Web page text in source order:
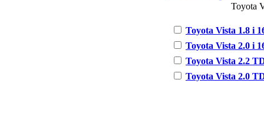
Toyota
Toyota Vista 1.8 i
Toyota Vista 2.0 i
Toyota Vista 2.2
Toyota Vista 2.0